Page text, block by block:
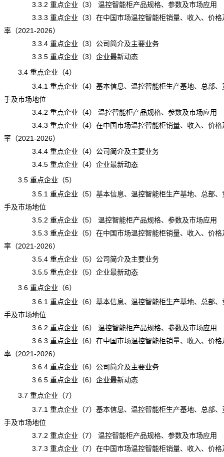
3.3.2 重点企业（3） 温控智能柜产品规格、参数及市场应用
3.3.3 重点企业（3）在中国市场温控智能柜销量、收入、价格
率（2021-2026）
3.3.4 重点企业（3）公司简介及主要业务
3.3.5 重点企业（3）企业最新动态
3.4 重点企业（4）
3.4.1 重点企业（4）基本信息、温控智能柜生产基地、总部、
手及市场地位
3.4.2 重点企业（4） 温控智能柜产品规格、参数及市场应用
3.4.3 重点企业（4）在中国市场温控智能柜销量、收入、价格
率（2021-2026）
3.4.4 重点企业（4）公司简介及主要业务
3.4.5 重点企业（4）企业最新动态
3.5 重点企业（5）
3.5.1 重点企业（5）基本信息、温控智能柜生产基地、总部、
手及市场地位
3.5.2 重点企业（5） 温控智能柜产品规格、参数及市场应用
3.5.3 重点企业（5）在中国市场温控智能柜销量、收入、价格
率（2021-2026）
3.5.4 重点企业（5）公司简介及主要业务
3.5.5 重点企业（5）企业最新动态
3.6 重点企业（6）
3.6.1 重点企业（6）基本信息、温控智能柜生产基地、总部、
手及市场地位
3.6.2 重点企业（6） 温控智能柜产品规格、参数及市场应用
3.6.3 重点企业（6）在中国市场温控智能柜销量、收入、价格
率（2021-2026）
3.6.4 重点企业（6）公司简介及主要业务
3.6.5 重点企业（6）企业最新动态
3.7 重点企业（7）
3.7.1 重点企业（7）基本信息、温控智能柜生产基地、总部、
手及市场地位
3.7.2 重点企业（7） 温控智能柜产品规格、参数及市场应用
3.7.3 重点企业（7）在中国市场温控智能柜销量、收入、价格